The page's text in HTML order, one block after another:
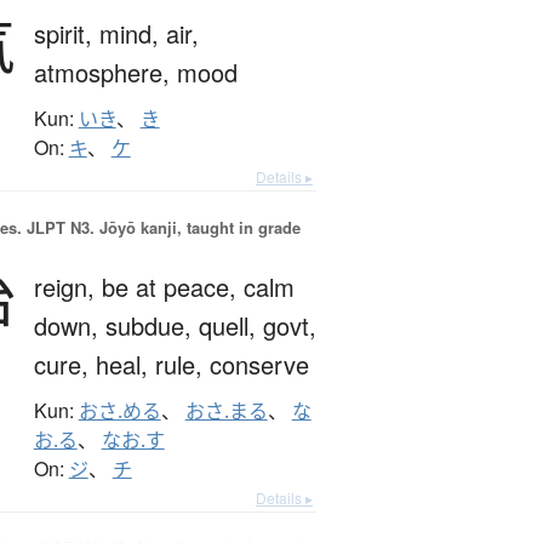
spirit, mind, air,
atmosphere, mood
Kun: いき、 き
On: キ、 ケ
Details ▸
JLPT N3. Jōyō kanji, taught in grade
reign, be at peace, calm
down, subdue, quell, govt,
cure, heal, rule, conserve
Kun: おさ.める、 おさ.まる、 な
お.る、 なお.す
On: ジ、 チ
Details ▸